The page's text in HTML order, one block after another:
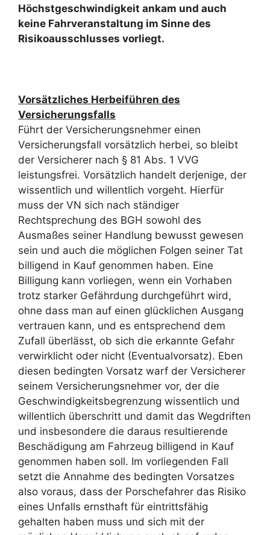
Höchstgeschwindigkeit ankam und auch
keine Fahrveranstaltung im Sinne des
Risikoausschlusses vorliegt.
Vorsätzliches Herbeiführen des
Versicherungsfalls
Führt der Versicherungsnehmer einen
Versicherungsfall vorsätzlich herbei, so bleibt
der Versicherer nach § 81 Abs. 1 VVG
leistungsfrei. Vorsätzlich handelt derjenige, der
wissentlich und willentlich vorgeht. Hierfür
muss der VN sich nach ständiger
Rechtsprechung des BGH sowohl des
Ausmaßes seiner Handlung bewusst gewesen
sein und auch die möglichen Folgen seiner Tat
billigend in Kauf genommen haben. Eine
Billigung kann vorliegen, wenn ein Vorhaben
trotz starker Gefährdung durchgeführt wird,
ohne dass man auf einen glücklichen Ausgang
vertrauen kann, und es entsprechend dem
Zufall überlässt, ob sich die erkannte Gefahr
verwirklicht oder nicht (Eventualvorsatz). Eben
diesen bedingten Vorsatz warf der Versicherer
seinem Versicherungsnehmer vor, der die
Geschwindigkeitsbegrenzung wissentlich und
willentlich überschritt und damit das Wegdriften
und insbesondere die daraus resultierende
Beschädigung am Fahrzeug billigend in Kauf
genommen haben soll. Im vorliegenden Fall
setzt die Annahme des bedingten Vorsatzes
also voraus, dass der Porschefahrer das Risiko
eines Unfalls ernsthaft für eintrittsfähig
gehalten haben muss und sich mit der